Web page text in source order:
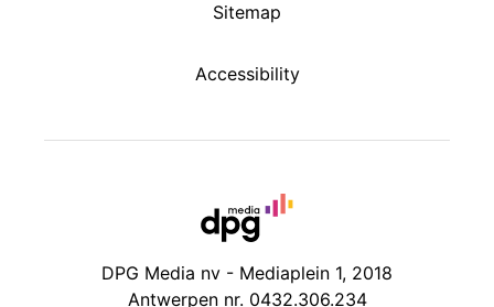
Sitemap
Accessibility
DPG Media nv - Mediaplein 1, 2018
Antwerpen nr. 0432.306.234